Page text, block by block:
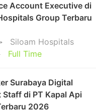
Account Executive di
Group Terbaru
Siloam Hospitals
Full Time
Surabaya Digital
di PT Kapal Api
2026